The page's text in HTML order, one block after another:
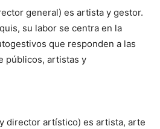
general) es artista y gestor.
su labor se centra en la
que responden a las
públicos, artistas y
director artístico) es artista, arte